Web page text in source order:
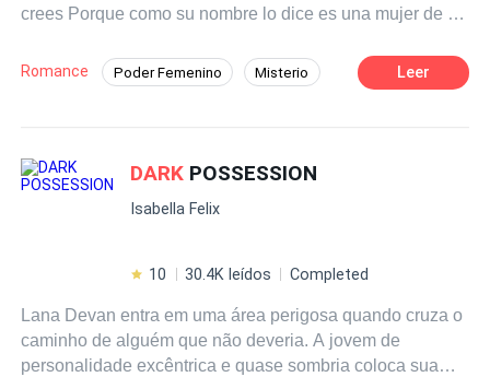
crees Porque como su nombre lo dice es una mujer de la
a su padre para poder que su madre estuviera feliz con
su nuevo padrastro pero no tenía que encontraría el amor
Romance Poder Femenino Misterio
Renacer Realeza
Leer
DARK POSSESSION
Isabella Felix
10 30.4K leídos Completed
Lana Devan entra em uma área perigosa quando cruza o
caminho de alguém que não deveria. A jovem de
personalidade excêntrica e quase sombria coloca sua